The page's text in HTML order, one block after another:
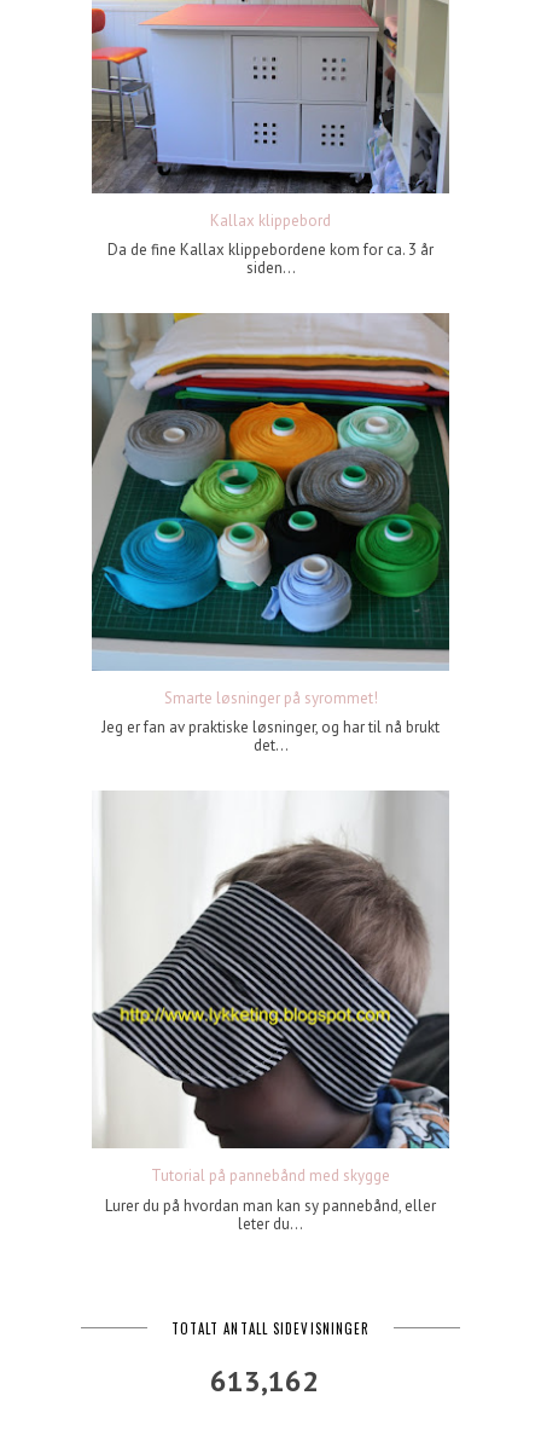
Kallax klippebord
Da de fine Kallax klippebordene kom for ca. 3 år
siden...
Smarte løsninger på syrommet!
Jeg er fan av praktiske løsninger, og har til nå brukt
det...
Tutorial på pannebånd med skygge
Lurer du på hvordan man kan sy pannebånd, eller
leter du...
TOTALT ANTALL SIDEVISNINGER
613,162